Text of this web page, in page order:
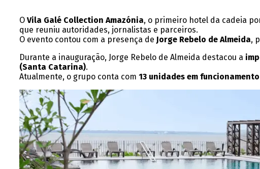
O Vila Galé Collection Amazónia, o primeiro hotel da cadeia
que reuniu autoridades, jornalistas e parceiros.
O evento contou com a presença de Jorge Rebelo de Almeida,
Durante a inauguração, Jorge Rebelo de Almeida destacou a
(Santa Catarina).
Atualmente, o grupo conta com 13 unidades em funcionamento